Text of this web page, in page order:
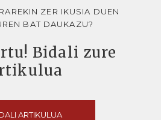
ZER IKUSIA DUEN
BAT DAUKAZU?
Bidali zure
ARTIKULUA